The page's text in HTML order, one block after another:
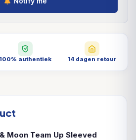
100% authentiek 14 dagen retour
Moon Team Up Sleeved